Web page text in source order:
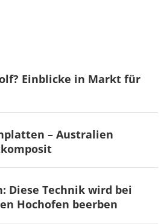
Einblicke in Markt für
– Australien
Diese Technik wird bei
Hochofen beerben